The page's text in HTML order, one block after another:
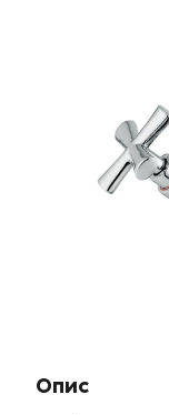
Опис